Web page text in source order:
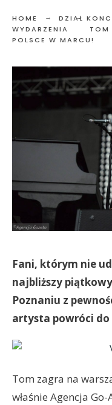
HOME DZIAŁ
WYDARZENIA
TOM
POLSCE W MARCU!
Fani, którym nie
najbliższy
Poznaniu z
artysta powróci do
Tom zagra na
właśnie Agencja